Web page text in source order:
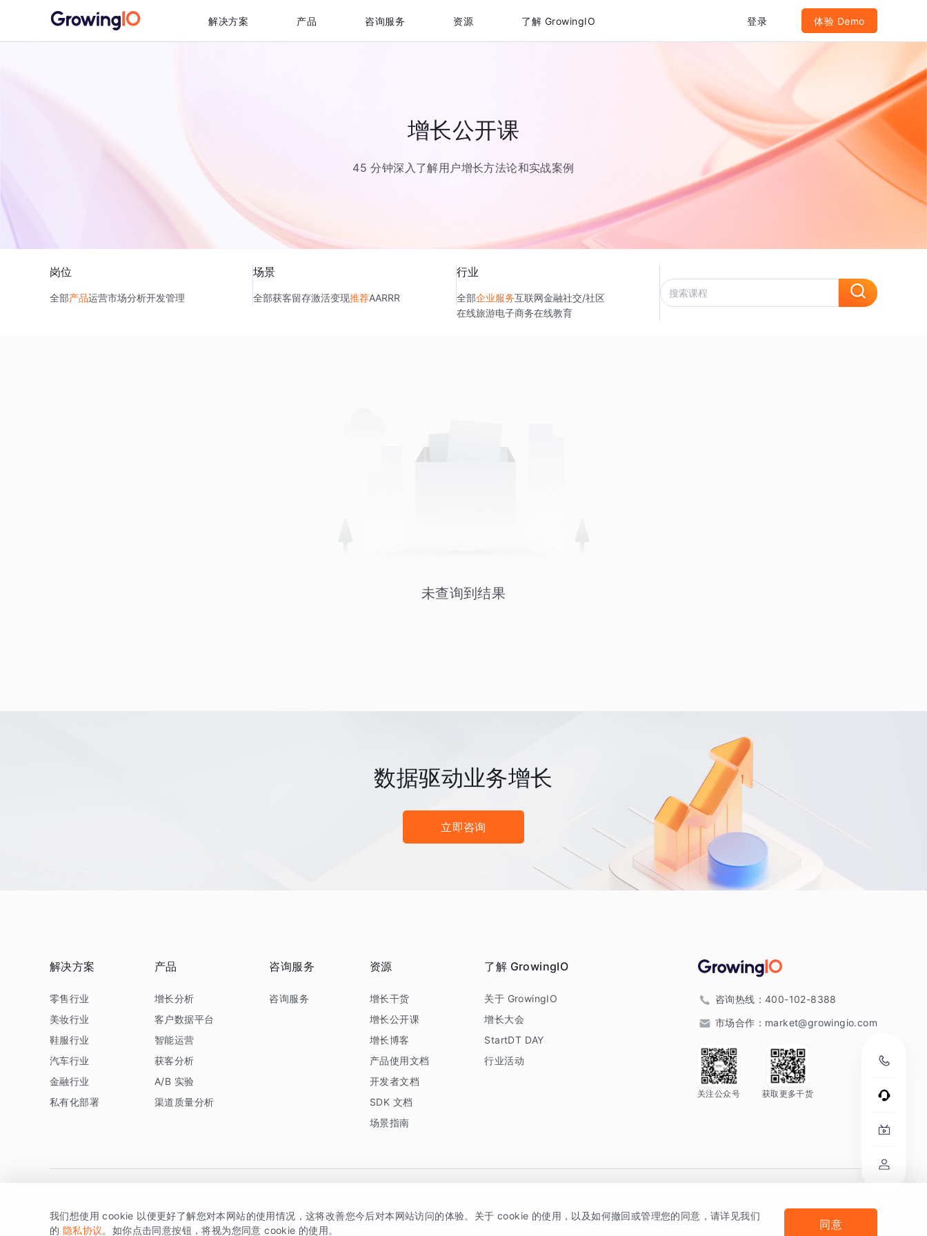
解决方案 产品 咨询服务 资源 了解 GrowingIO 登录 体验 Demo
增长公开课
45 分钟深入了解用户增长方法论和实战案例
岗位
全部产品运营市场分析开发管理
场景
全部获客留存激活变现推荐AARRR
行业
全部企业服务互联网金融社交/社区
在线旅游电子商务在线教育
未查询到结果
数据驱动业务增长
立即咨询
解决方案
零售行业
美妆行业
鞋服行业
汽车行业
金融行业
私有化部署
产品
增长分析
客户数据平台
智能运营
获客分析
A/B 实验
渠道质量分析
咨询服务
咨询服务
资源
增长干货
增长公开课
增长博客
产品使用文档
开发者文档
SDK 文档
场景指南
了解 GrowingIO
关于 GrowingIO
增长大会
StartDT DAY
行业活动
咨询热线： 400-102-8388
市场合作： market@growingio.com
关注公众号 获取更多干货
版权所有 © 北京易数科技有限公司SDK相关说明 京ICP备15038330号 法律声明及隐私条款
我们想使用 cookie 以便更好了解您对本网站的使用情况，这将改善您今后对本网站访问的体验。关于 cookie 的使用，以及如何撤回或管理您的同意，请详见我们
的 隐私协议。如你点击同意按钮，将视为您同意 cookie 的使用。 同意